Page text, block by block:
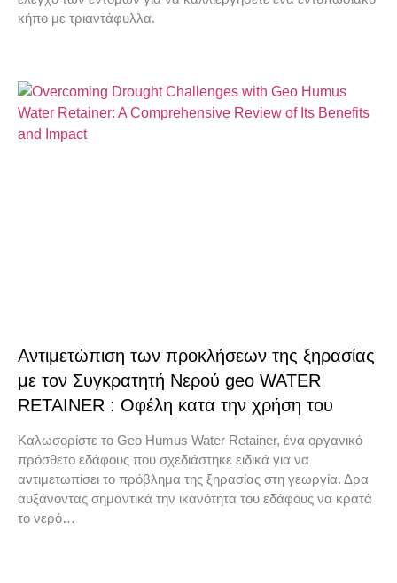
κήπο με τριαντάφυλλα.
Αντιμετώπιση των προκλήσεων της ξηρασίας
με τον Συγκρατητή Νερού geo WATER
RETAINER : Οφέλη κατα την χρήση του
Καλωσορίστε το Geo Humus Water Retainer, ένα οργανικό
πρόσθετο εδάφους που σχεδιάστηκε ειδικά για να
αντιμετωπίσει το πρόβλημα της ξηρασίας στη γεωργία. Δρα
αυξάνοντας σημαντικά την ικανότητα του εδάφους να κρατά
το νερό…